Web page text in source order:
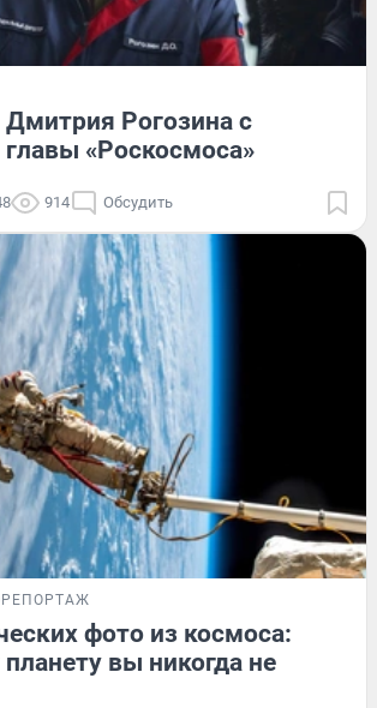
Дмитрия Рогозина с
«Роскосмоса»
914 Обсудить
фото из космоса:
вы никогда не